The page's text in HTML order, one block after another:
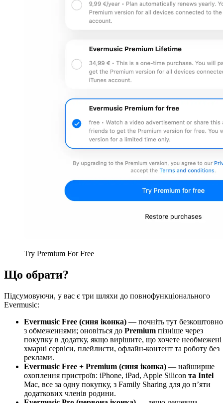
Try Premium For Free
Що обрати?
Підсумовуючи, у вас є три шляхи до повнофункціонального
Evermusic:
Evermusic Free (синя іконка) — почніть тут безкоштовно
з обмеженнями; оновіться до Premium пізніше через
покупку в додатку, якщо вирішите, що хочете необмежені
хмарні сервіси, плейлисти, офлайн-контент та роботу без
реклами.
Evermusic Free + Premium (синя іконка) — найширше
охоплення пристроїв: iPhone, iPad, Apple Silicon та Intel
Mac, все за одну покупку, з Family Sharing для до п’яти
додаткових членів родини.